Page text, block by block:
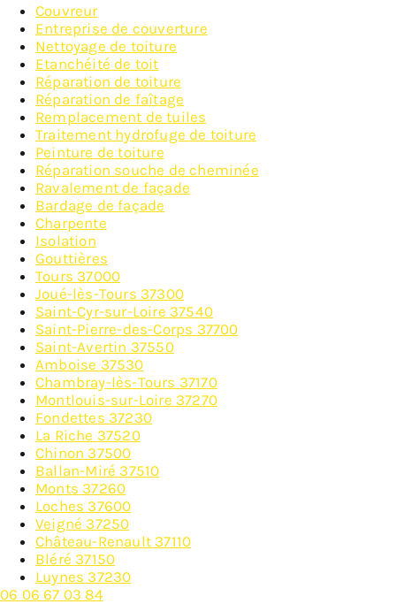
Couvreur
Entreprise de couverture
Nettoyage de toiture
Etanchéité de toit
Réparation de toiture
Réparation de faîtage
Remplacement de tuiles
Traitement hydrofuge de toiture
Peinture de toiture
Réparation souche de cheminée
Ravalement de façade
Bardage de façade
Charpente
Isolation
Gouttières
Tours 37000
Joué-lès-Tours 37300
Saint-Cyr-sur-Loire 37540
Saint-Pierre-des-Corps 37700
Saint-Avertin 37550
Amboise 37530
Chambray-lès-Tours 37170
Montlouis-sur-Loire 37270
Fondettes 37230
La Riche 37520
Chinon 37500
Ballan-Miré 37510
Monts 37260
Loches 37600
Veigné 37250
Château-Renault 37110
Bléré 37150
Luynes 37230
06 06 67 03 84